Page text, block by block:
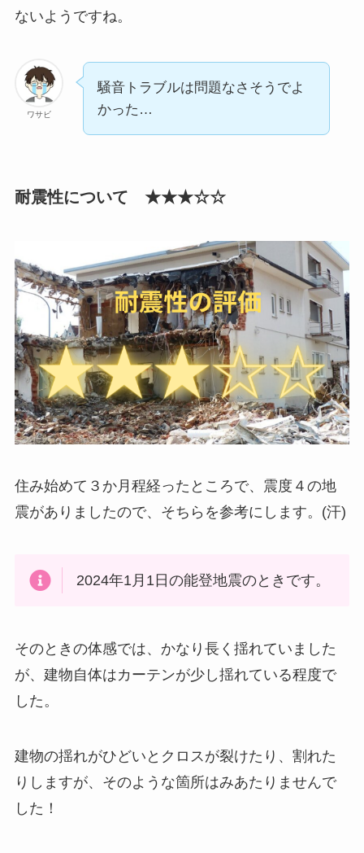
ないようですね。
ワサビ
騒音トラブルは問題なさそうでよ
かった…
耐震性について ★★★☆☆
住み始めて３か月程経ったところで、震度４の地
震がありましたので、そちらを参考にします。(汗)
2024年1月1日の能登地震のときです。
そのときの体感では、かなり長く揺れていました
が、建物自体はカーテンが少し揺れている程度で
した。
建物の揺れがひどいとクロスが裂けたり、割れた
りしますが、そのような箇所はみあたりませんで
した！